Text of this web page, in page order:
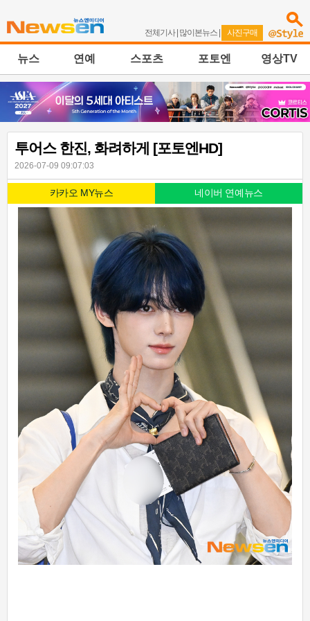
전체기사| 많이본뉴스 | 사진구매
뉴스 연예 스포츠 포토엔 영상TV
투어스 한진, 화려하게 [포토엔HD]
2026-07-09 09:07:03
카카오 MY뉴스 네이버 연예뉴스